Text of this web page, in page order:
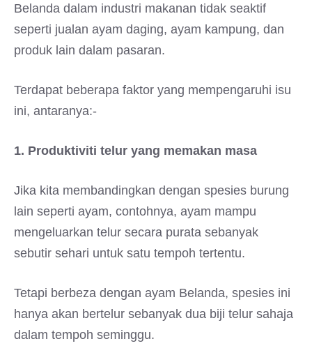
Belanda dalam industri makanan tidak seaktif
seperti jualan ayam daging, ayam kampung, dan
produk lain dalam pasaran.
Terdapat beberapa faktor yang mempengaruhi isu
ini, antaranya:-
1. Produktiviti telur yang memakan masa
Jika kita membandingkan dengan spesies burung
lain seperti ayam, contohnya, ayam mampu
mengeluarkan telur secara purata sebanyak
sebutir sehari untuk satu tempoh tertentu.
Tetapi berbeza dengan ayam Belanda, spesies ini
hanya akan bertelur sebanyak dua biji telur sahaja
dalam tempoh seminggu.